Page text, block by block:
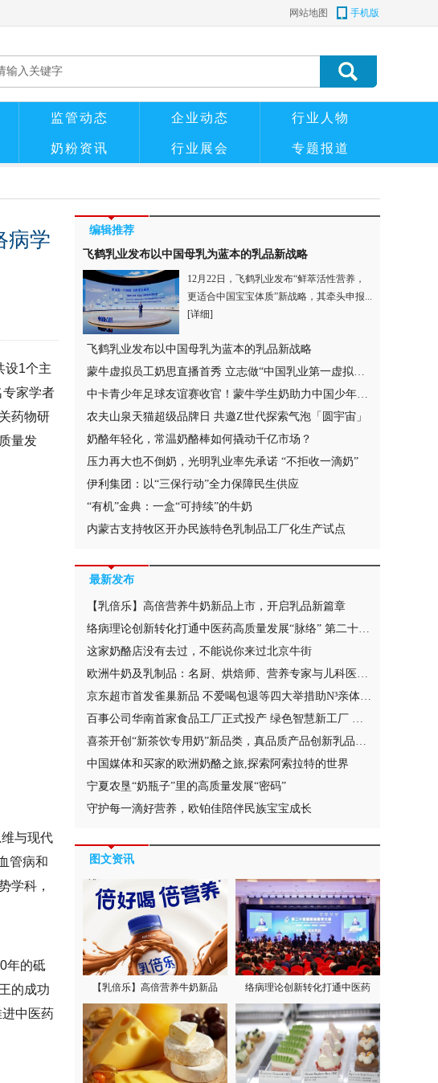
手机版
网站地图
监管动态 企业动态 行业人物
奶粉资讯 行业展会 专题报道
病学
设1个主
家学者
药物研
量发
与现代
管病和
学科，
年的砥
的成功
中医药
编辑推荐
飞鹤乳业发布以中国母乳为蓝本的乳品新战略
12月22日，飞鹤乳业发布“鲜萃活性营养，
更适合中国宝宝体质”新战略，其牵头申报...
[详细]
飞鹤乳业发布以中国母乳为蓝本的乳品新战略
蒙牛虚拟员工奶思直播首秀 立志做“中国乳业第一虚拟主播”
中卡青少年足球友谊赛收官！蒙牛学生奶助力中国少年圆梦世界杯
农夫山泉天猫超级品牌日 共邀Z世代探索气泡「圆宇宙」
奶酪年轻化，常温奶酪棒如何撬动千亿市场？
压力再大也不倒奶，光明乳业率先承诺 “不拒收一滴奶”
伊利集团：以“三保行动”全力保障民生供应
“有机”金典：一盒“可持续”的牛奶
内蒙古支持牧区开办民族特色乳制品工厂化生产试点
最新发布
【乳倍乐】高倍营养牛奶新品上市，开启乳品新篇章
络病理论创新转化打通中医药高质量发展“脉络” 第二十届国际络病学大会召开
这家奶酪店没有去过，不能说你来过北京牛街
欧洲牛奶及乳制品：名厨、烘焙师、营养专家与儿科医生的一致推崇
京东超市首发雀巢新品 不爱喝包退等四大举措助N³亲体奶上线
百事公司华南首家食品工厂正式投产 绿色智慧新工厂 引领行业高质量发展
喜茶开创“新茶饮专用奶”新品类，真品质产品创新乳品消费新方式
中国媒体和买家的欧洲奶酪之旅,探索阿索拉特的世界
宁夏农垦“奶瓶子”里的高质量发展“密码”
守护每一滴好营养，欧铂佳陪伴民族宝宝成长
图文资讯
【乳倍乐】高倍营养牛奶新品 络病理论创新转化打通中医药